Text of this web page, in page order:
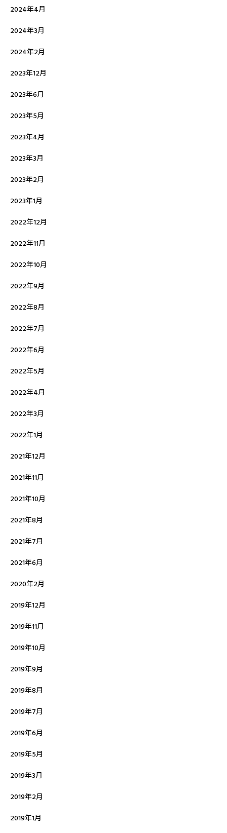
2024年4月
2024年3月
2024年2月
2023年12月
2023年6月
2023年5月
2023年4月
2023年3月
2023年2月
2023年1月
2022年12月
2022年11月
2022年10月
2022年9月
2022年8月
2022年7月
2022年6月
2022年5月
2022年4月
2022年3月
2022年1月
2021年12月
2021年11月
2021年10月
2021年8月
2021年7月
2021年6月
2020年2月
2019年12月
2019年11月
2019年10月
2019年9月
2019年8月
2019年7月
2019年6月
2019年5月
2019年3月
2019年2月
2019年1月